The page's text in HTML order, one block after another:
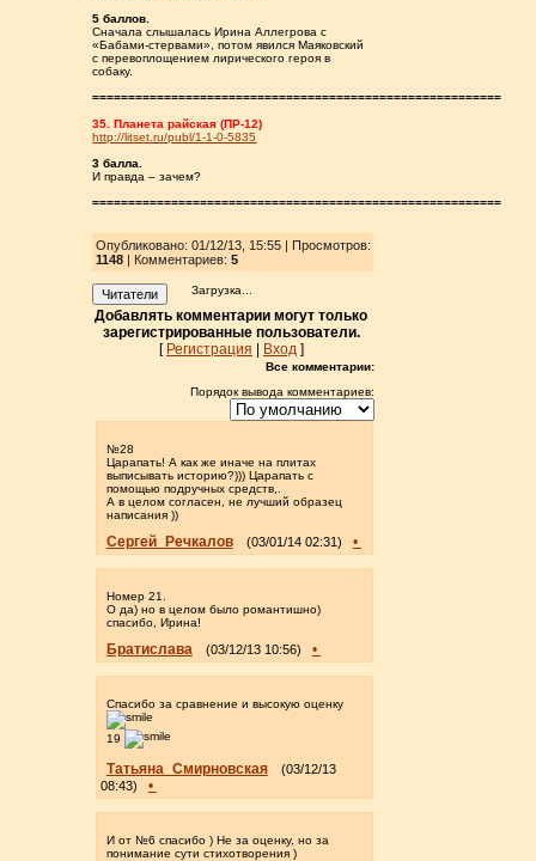
5 баллов.
Сначала слышалась Ирина Аллегрова с
«Бабами-стервами», потом явился Маяковский
с перевоплощением лирического героя в
собаку.
=========================================================
35. Планета райская (ПР-12)
http://litset.ru/publ/1-1-0-5835
3 балла.
И правда – зачем?
=========================================================
Опубликовано: 01/12/13, 15:55 | Просмотров:
1148| Комментариев: 5
Читатели Загрузка...
Добавлять комментарии могут только
зарегистрированные пользователи.
[ Регистрация Вход]
Все комментарии:
Порядок вывода комментариев:
№28
Царапать! А как же иначе на плитах
выписывать историю?))) Царапать с
помощью подручных средств,.
А в целом согласен, не лучший образец
написания ))
Сергей_Речкалов (03/01/14 02:31) •
Номер 21.
О да) но в целом было романтишно)
спасибо, Ирина!
Братислава (03/12/13 10:56) •
Спасибо за сравнение и высокую оценку
19
Татьяна_Смирновская
(03/12/13
08:43)
•
И от №6 спасибо ) Не за оценку, но за
понимание сути стихотворения )